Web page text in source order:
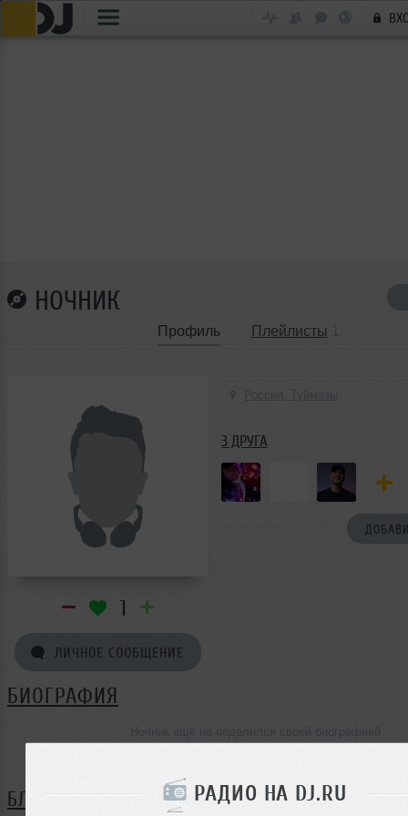
РАДИО НА DJ.RU
НОЧНИК
Профиль Плейлисты
1
ЛИЧНОЕ СООБЩЕНИЕ
3 ДРУГА
БИОГРАФИЯ
БЛОГ